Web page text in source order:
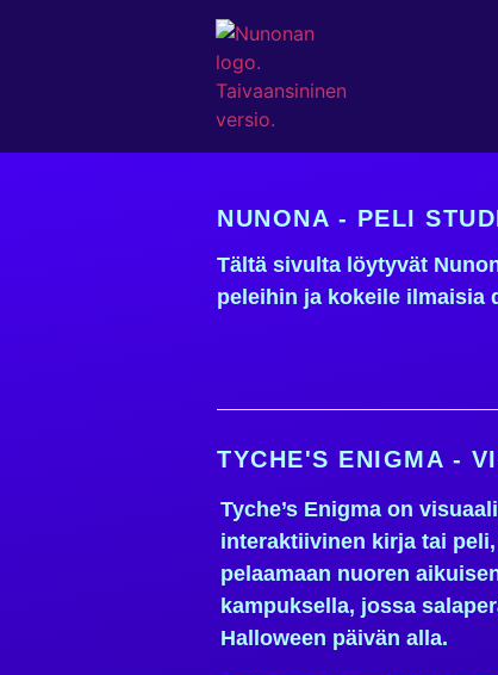
NUNONA - PELI
Tältä sivulta löytyvät
peleihin ja kokeile ilmaisia
TYCHE'S ENIGMA -
Tyche’s Enigma on
interaktiivinen kirja tai
pelaamaan nuoren
kampuksella, jossa
Halloween päivän alla.